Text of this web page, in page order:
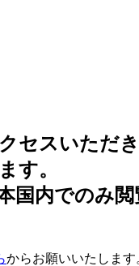
セスいただ
す。
国内でのみ
からお願いいたします